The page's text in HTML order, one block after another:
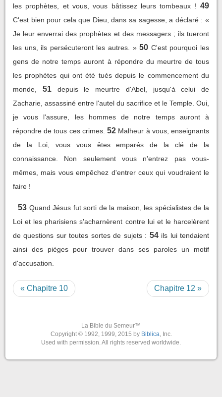
les prophètes, et vous, vous bâtissez leurs tombeaux ! 49
C'est bien pour cela que Dieu, dans sa sagesse, a déclaré : «
Je leur enverrai des prophètes et des messagers ; ils tueront
les uns, ils persécuteront les autres. » 50 C'est pourquoi les
gens de notre temps auront à répondre du meurtre de tous
les prophètes qui ont été tués depuis le commencement du
monde,
51
depuis le meurtre d'Abel, jusqu'à celui de
Zacharie, assassiné entre l'autel du sacrifice et le Temple. Oui,
je vous l'assure, les hommes de notre temps auront à
répondre de tous ces crimes. 52 Malheur à vous, enseignants
de la Loi, vous vous êtes emparés de la clé de la
connaissance. Non seulement vous n'entrez pas vous-
mêmes, mais vous empêchez d'entrer ceux qui voudraient le
faire !
53 Quand Jésus fut sorti de la maison, les spécialistes de la
Loi et les pharisiens s'acharnèrent contre lui et le harcelèrent
de questions sur toutes sortes de sujets : 54 ils lui tendaient
ainsi des pièges pour trouver dans ses paroles un motif
d'accusation.
« Chapitre 10 Chapitre 12 »
La Bible du Semeur™
Copyright © 1992, 1999, 2015 by Biblica, Inc.
Used with permission. All rights reserved worldwide.